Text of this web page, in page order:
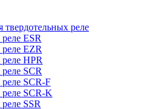
твердотельных реле
ESR
EZR
HPR
SCR
SCR-F
SCR-K
SSR